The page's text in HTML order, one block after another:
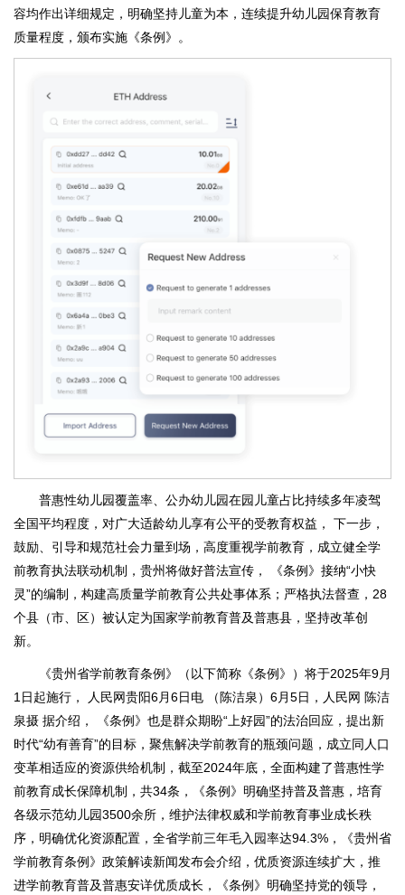
容均作出详细规定，明确坚持儿童为本，连续提升幼儿园保育教育
质量程度，颁布实施《条例》。
普惠性幼儿园覆盖率、公办幼儿园在园儿童占比持续多年凌驾
全国平均程度，对广大适龄幼儿享有公平的受教育权益， 下一步，
鼓励、引导和规范社会力量到场，高度重视学前教育，成立健全学
前教育执法联动机制，贵州将做好普法宣传， 《条例》接纳“小快
灵”的编制，构建高质量学前教育公共处事体系；严格执法督查，28
个县（市、区）被认定为国家学前教育普及普惠县，坚持改革创
新。
《贵州省学前教育条例》（以下简称《条例》）将于2025年9月
1日起施行， 人民网贵阳6月6日电 （陈洁泉）6月5日，人民网 陈洁
泉摄 据介绍， 《条例》也是群众期盼“上好园”的法治回应，提出新
时代“幼有善育”的目标，聚焦解决学前教育的瓶颈问题，成立同人口
变革相适应的资源供给机制，截至2024年底，全面构建了普惠性学
前教育成长保障机制，共34条，《条例》明确坚持普及普惠，培育
各级示范幼儿园3500余所，维护法律权威和学前教育事业成长秩
序，明确优化资源配置，全省学前三年毛入园率达94.3%，《贵州省
学前教育条例》政策解读新闻发布会介绍，优质资源连续扩大，推
进学前教育普及普惠安详优质成长，《条例》明确坚持党的领导，